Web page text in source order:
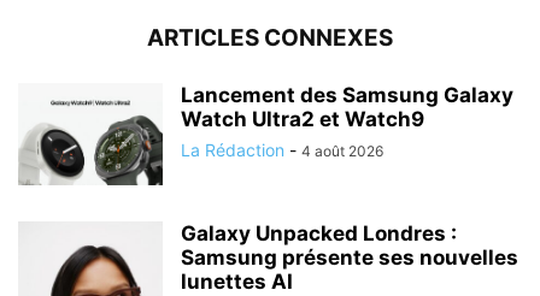
ARTICLES CONNEXES
Lancement des Samsung Galaxy
Watch Ultra2 et Watch9
La Rédaction - 4 août 2026
Galaxy Unpacked Londres :
Samsung présente ses nouvelles
lunettes AI